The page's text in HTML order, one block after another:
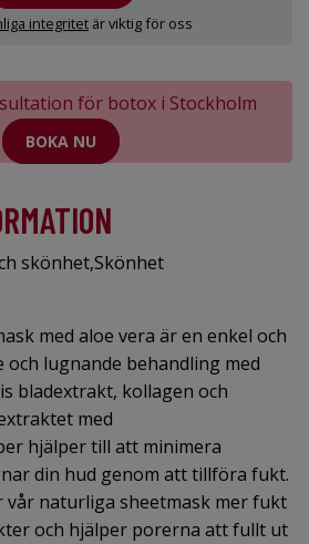
integritet är viktig för oss
för botox i Stockholm
BOKA NU
skönhet,Skönhet
med aloe vera är en enkel och
lugnande behandling med
bladextrakt, kollagen och
med
hjälper till att minimera
din hud genom att tillföra fukt.
vår naturliga sheetmask mer fukt
och hjälper porerna att fullt ut